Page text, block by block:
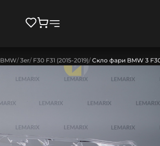
BMW 3er F30 F31 (2015-2019) Скло фари BMW 3 F30